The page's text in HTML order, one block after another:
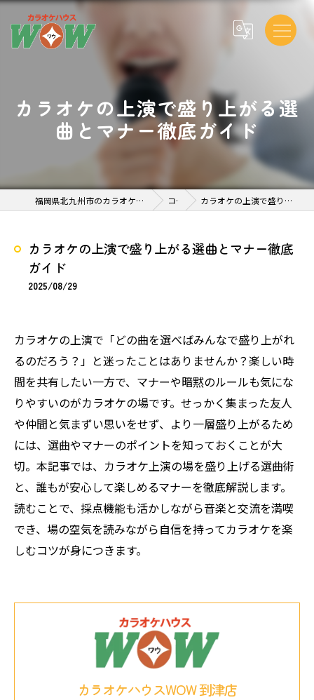
カラオケの上演で盛り上がる選
曲とマナー徹底ガイド
福岡県北九州市のカラオケならカラオケハウスWOW 到津 店 コラム カラオケの上演で盛り上がる選曲とマナー徹底ガイド
カラオケの上演で盛り上がる選曲とマナー徹底
ガイド
2025/08/29
カラオケの上演で「どの曲を選べばみんなで盛り上がれ
るのだろう？」と迷ったことはありませんか？楽しい時
間を共有したい一方で、マナーや暗黙のルールも気にな
りやすいのがカラオケの場です。せっかく集まった友人
や仲間と気まずい思いをせず、より一層盛り上がるため
には、選曲やマナーのポイントを知っておくことが大
切。本記事では、カラオケ上演の場を盛り上げる選曲術
と、誰もが安心して楽しめるマナーを徹底解説します。
読むことで、採点機能も活かしながら音楽と交流を満喫
でき、場の空気を読みながら自信を持ってカラオケを楽
しむコツが身につきます。
カラオケハウスWOW 到津店